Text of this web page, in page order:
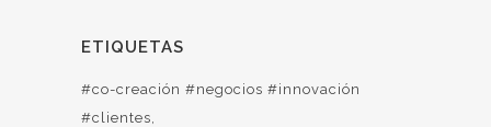
ETIQUETAS
#co-creación #negocios #innovación
#clientes